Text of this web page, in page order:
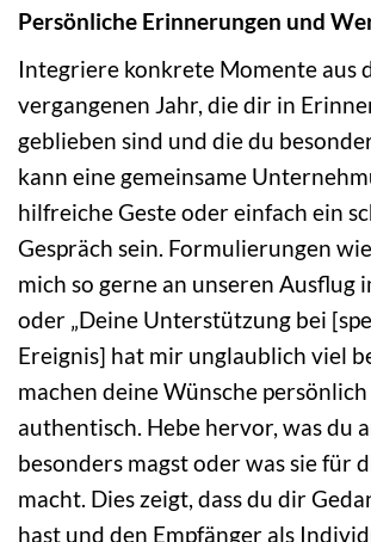
Persönliche Erinnerungen und
Integriere konkrete Momente aus
vergangenen Jahr, die dir in
geblieben sind und die du
kann eine gemeinsame
hilfreiche Geste oder einfach ein
Gespräch sein. Formulierungen
mich so gerne an unseren Ausflug
oder „Deine Unterstützung bei
Ereignis] hat mir unglaublich viel
machen deine Wünsche
authentisch. Hebe hervor, was du
besonders magst oder was sie für
macht. Dies zeigt, dass du dir
hast und den Empfänger als